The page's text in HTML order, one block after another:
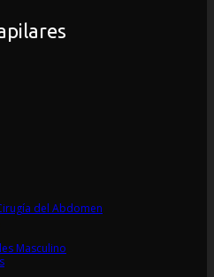
del Abdomen
Masculino